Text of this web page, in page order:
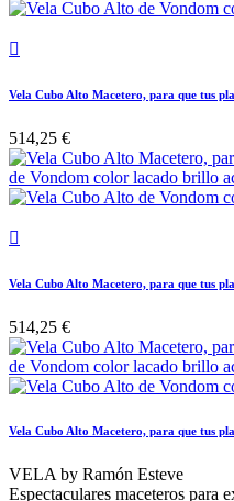

Vela Cubo Alto Macetero, para que tus
514,25 €

Vela Cubo Alto Macetero, para que tus
514,25 €
Vela Cubo Alto Macetero, para que tus
VELA by Ramón Esteve
Espectaculares maceteros para